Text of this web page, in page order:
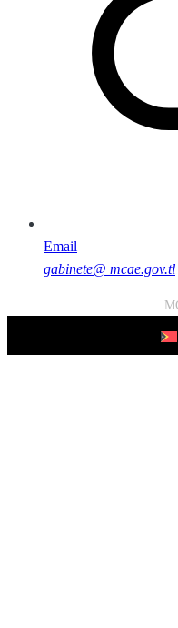
Email
gabinete@ mcae.gov.tl